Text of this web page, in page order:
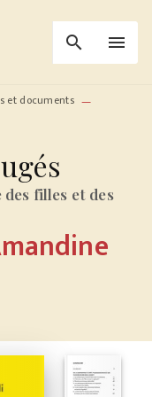
search menu
et documents —
filles et des